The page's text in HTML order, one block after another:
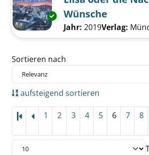
Exemplar-Details von
Wünsche
Suche nach diesem
Jahr: 2019Verlag:
Zu den Suchfiltern springen
Sortieren nach
aufsteigend sortieren
1 2 3 4 5 6 7 8